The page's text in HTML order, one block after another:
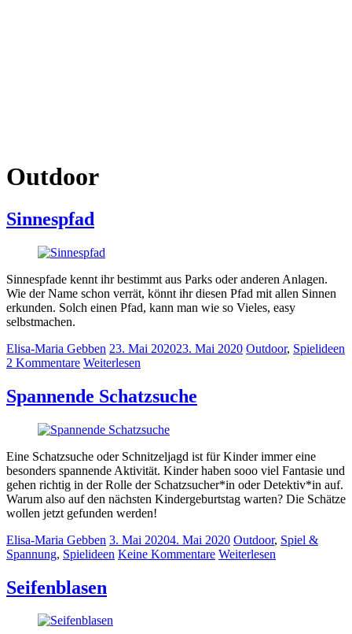
Outdoor
Sinnespfad
Sinnespfade kennt ihr bestimmt aus Parks oder anderen Anlagen.
Wie der Name schon verrät, könnt ihr diesen Pfad mit allen Sinnen
erkunden. Solch einen Pfad, kann man wie so Vieles, easy
selbstmachen.
Elisa-Maria Gebben 23. Mai 202023. Mai 2020 Outdoor, Spielideen
2 Kommentare Weiterlesen
Spannende Schatzsuche
Eine Schatzsuche oder Schnitzeljagd ist für Kinder immer eine
besonders spannende Aktivität. Kinder haben sooo viel Fantasie und
gehen richtig in der Rolle der Schatzsucher*in oder Detektiv*in auf.
Warum also auf den nächsten Kindergeburtstag warten? Die Schätze
wollen jetzt gefunden werden!
Elisa-Maria Gebben 3. Mai 20204. Mai 2020 Outdoor, Spiel &
Spannung, Spielideen Keine Kommentare Weiterlesen
Seifenblasen